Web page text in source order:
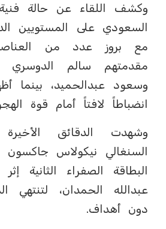
وكشف اللقاء عن حالة
السعودي على المستويين
مع بروز عدد من
مقدمتهم سالم الدوسري
وسعود عبدالحميد، بينما
انضباطاً لافتاً أمام قوة
وشهدت الدقائق
السنغالي نيكولاس
البطاقة الصفراء الثانية
عبدالله الحمدان، لتنتهي
دون أهداف.